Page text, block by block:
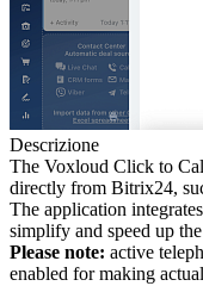
Descrizione
The Voxloud Click to
directly from Bitrix24,
The application
simplify and speed up
Please note: active
enabled for making